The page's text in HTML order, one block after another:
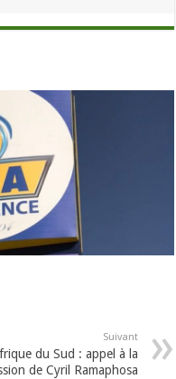
Suivant
du Sud : appel à la
de Cyril Ramaphosa